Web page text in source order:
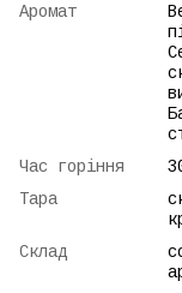
Аромат
Час горіння
Тара
Склад